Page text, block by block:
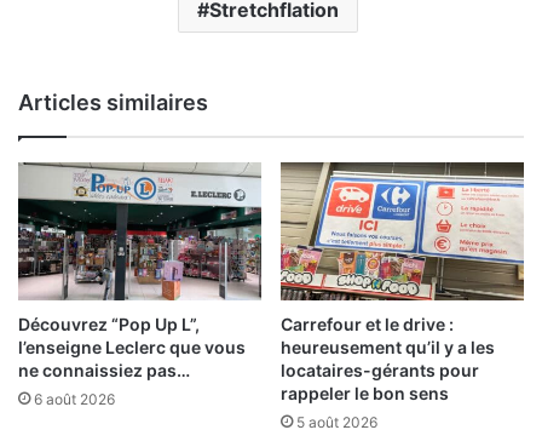
Stretchflation
Articles similaires
Découvrez “Pop Up L”,
l’enseigne Leclerc que vous
ne connaissiez pas…
6 août 2026
Carrefour et le drive :
heureusement qu’il y a les
locataires-gérants pour
rappeler le bon sens
5 août 2026